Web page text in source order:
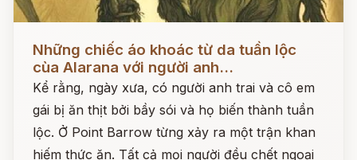
Những chiếc áo khoác từ da tuần lộc
cùa Alarana với người anh...
Kể rằng, ngày xưa, có người anh trai và cô em
gái bị ăn thịt bởi bầy sói và họ biến thành tuần
lộc. Ở Point Barrow từng xảy ra một trận khan
hiếm thức ăn. Tất cả mọi người đều chết ngoại